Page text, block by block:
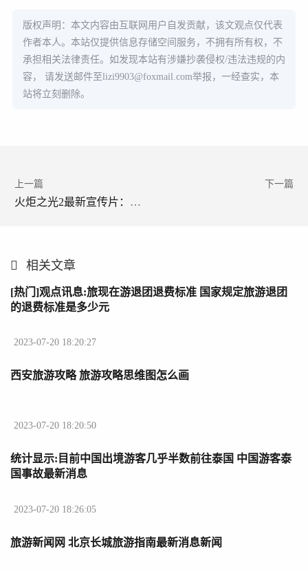
版权声明：本文内容由互联网用户自发贡献，该文观点仅代表
作者本人。本站仅提供信息存储空间服务，不拥有所有权，不
承担相关法律责任。如发现本站有涉嫌抄袭侵权/违法违规的内
容， 请发送邮件至lizi9903@foxmail.com举报，一经查实，本
站将立刻删除。
上一篇
火炬之光2最新宣传片：开启全新游戏体验
下一篇
相关文章
[热门]观点讯息:旅现在游退团退费标准 国家规定旅游退团
的退费标准是多少元
2023-07-20 18:20:27
西安旅游攻略 旅游攻略思维图怎么画
2023-07-20 18:20:50
统计显示:目前中国出境游客几乎半数前往泰国 中国游客泰
国事故最新消息
2023-07-20 18:26:05
旅游新闻网 北京长城旅游指南最新消息新闻